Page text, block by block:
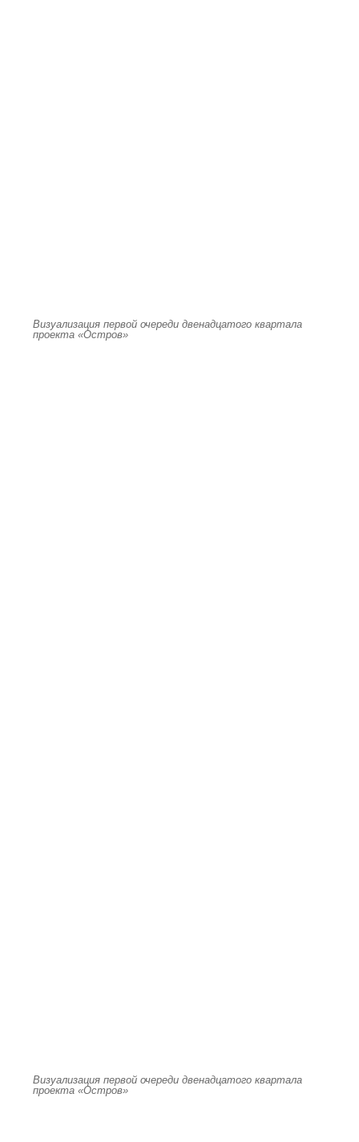
Визуализация первой очереди двенадцатого квартала
проекта «Остров»
Визуализация первой очереди двенадцатого квартала
проекта «Остров»